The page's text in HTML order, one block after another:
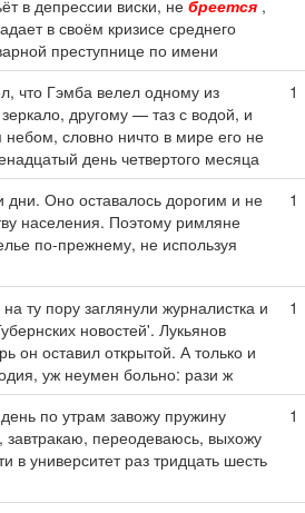
в депрессии виски, не бреется ,
в своём кризисе среднего
преступнице по имени
что Гэмба велел одному из
другому — таз с водой, и
словно ничто в мире его не
день четвертого месяца
1
дни. Оно оставалось дорогим и не
населения. Поэтому римляне
по-прежнему, не используя
1
ту пору заглянули журналистка и
новостей'. Лукьянов
он оставил открытой. А только и
уж неумен больно: рази ж
1
по утрам завожу пружину
, завтракаю, переодеваюсь, выхожу
в университет раз тридцать шесть
1